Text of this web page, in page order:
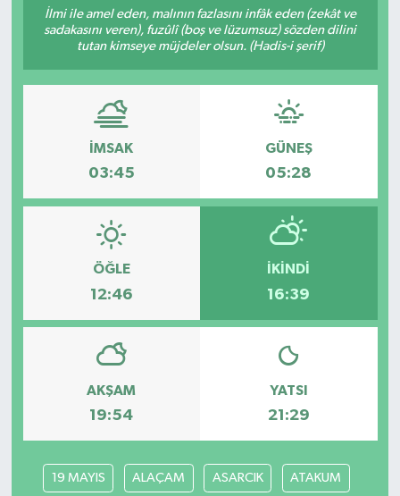
İlmi ile amel eden, malının fazlasını infâk eden (zekât ve
sadakasını veren), fuzûlî (boş ve lüzumsuz) sözden dilini
tutan kimseye müjdeler olsun. (Hadis-i şerif)
İMSAK
03:45
GÜNEŞ
05:28
ÖĞLE
12:46
İKINDI
16:39
AKŞAM
19:54
YATSI
21:29
19 MAYIS ALAÇAM ASARCIK ATAKUM
RESMİ İLANLAR